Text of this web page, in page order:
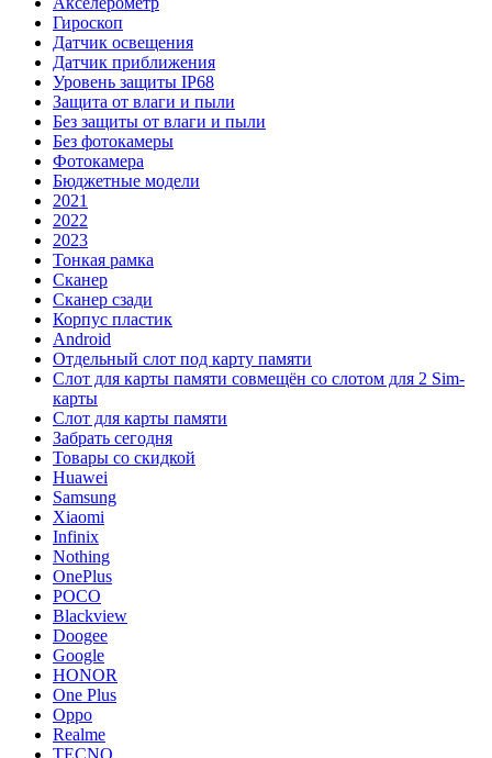
Гироскоп
Датчик освещения
Датчик приближения
Уровень защиты IP68
Защита от влаги и пыли
Без защиты от влаги и пыли
Без фотокамеры
Фотокамера
Бюджетные модели
2021
2022
2023
Тонкая рамка
Сканер
Сканер сзади
Корпус пластик
Android
Отдельный слот под карту памяти
Слот для карты памяти совмещён со слотом для 2 Sim-
карты
Слот для карты памяти
Забрать сегодня
Товары со скидкой
Huawei
Samsung
Xiaomi
Infinix
Nothing
OnePlus
POCO
Blackview
Doogee
Google
HONOR
One Plus
Oppo
Realme
TECNO